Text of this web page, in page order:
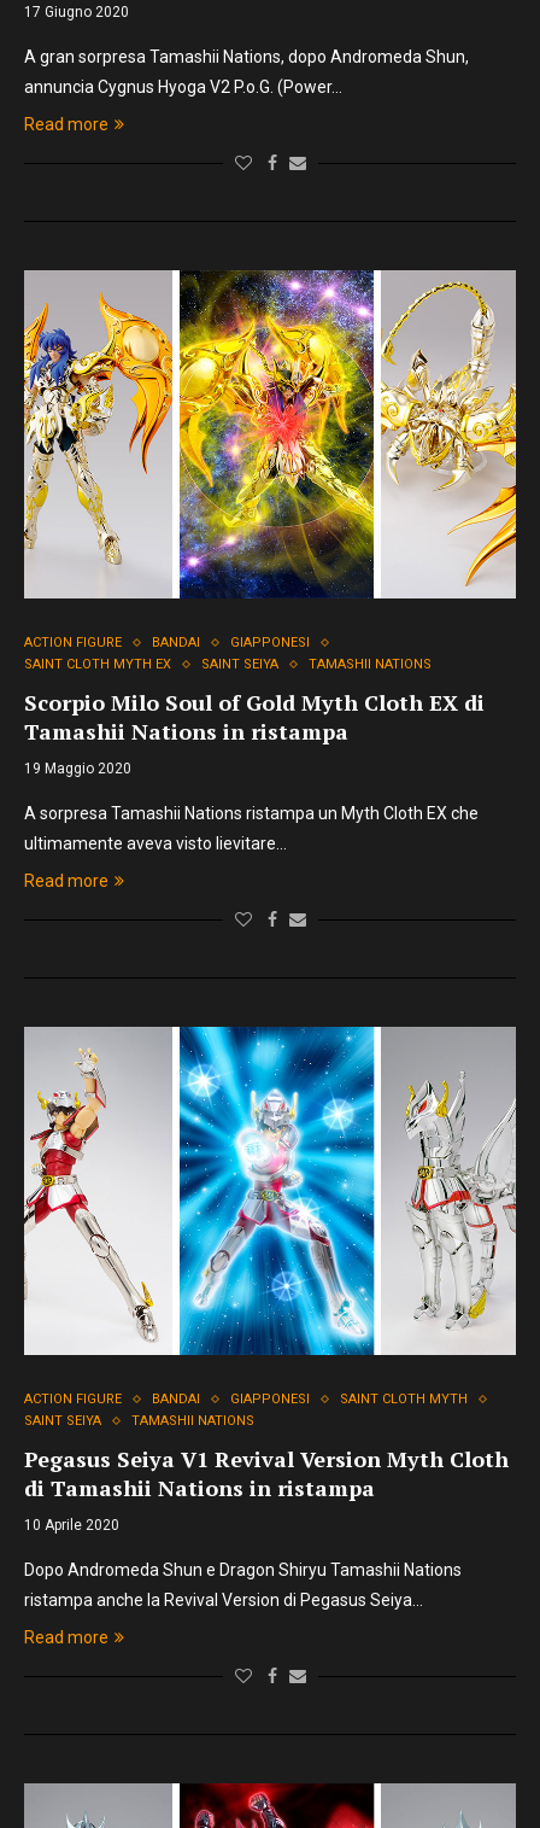
17 Giugno 2020
A gran sorpresa Tamashii Nations, dopo Andromeda Shun,
annuncia Cygnus Hyoga V2 P.o.G. (Power…
Read more
ACTION FIGURE BANDAI
GIAPPONESI
SAINT CLOTH MYTH EX
SAINT SEIYA TAMASHII NATIONS
Scorpio Milo Soul of Gold Myth Cloth EX di
Tamashii Nations in ristampa
19 Maggio 2020
A sorpresa Tamashii Nations ristampa un Myth Cloth EX che
ultimamente aveva visto lievitare…
Read more
ACTION FIGURE BANDAI GIAPPONESI
SAINT CLOTH MYTH
SAINT SEIYA
TAMASHII NATIONS
Pegasus Seiya V1 Revival Version Myth Cloth
di Tamashii Nations in ristampa
10 Aprile 2020
Dopo Andromeda Shun e Dragon Shiryu Tamashii Nations
ristampa anche la Revival Version di Pegasus Seiya…
Read more